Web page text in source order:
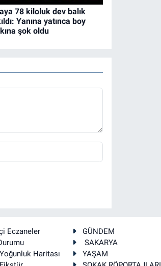
78 kiloluk dev balık
Yanına yatınca boy
şok oldu
Eczaneler
Haritası
GÜNDEM
SAKARYA
YAŞAM